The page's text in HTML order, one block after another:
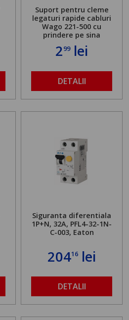
Suport pentru cleme
legaturi rapide cabluri
Wago 221-500 cu
prindere pe sina
299lei
DETALII
Siguranta diferentiala
1P+N, 32A, PFL4-32-1N-
C-003, Eaton
20416 lei
DETALII